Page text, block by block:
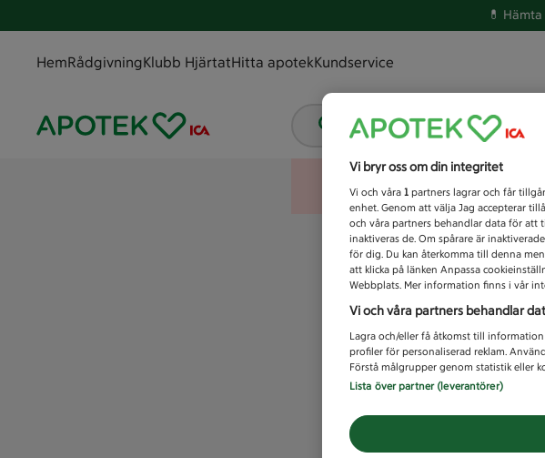
💊
HemRådgivningKlubb HjärtatHitta apotekKundservice
Vad letar du efter idag?
Vi bryr oss om din integritet
Vi och våra 1 partners lagrar och får
enhet. Genom att välja Jag accepterar
och våra partners behandlar data för att
inaktiveras de. Om spårare är
för dig. Du kan återkomma till denna
att klicka på länken Anpassa
Webbplats. Mer information finns i vår
Vi och våra partners behandlar
Lagra och/eller få åtkomst till
profiler för personaliserad reklam.
Förstå målgrupper genom statistik eller
Lista över partner (leverantörer)